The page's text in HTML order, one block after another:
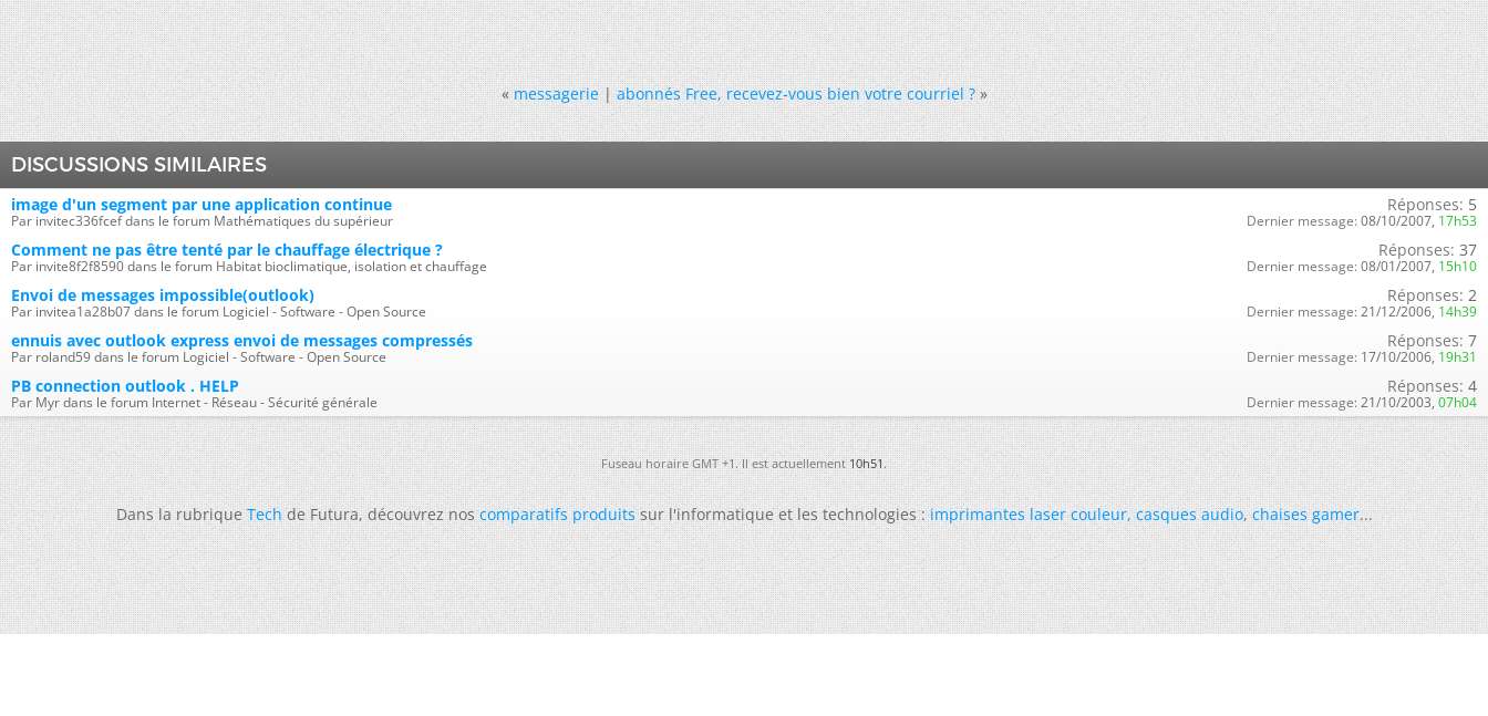
« messagerie|abonnés Free, recevez-vous bien votre courriel ? »
DISCUSSIONS SIMILAIRES
image d'un segment par une application continue
Par invitec336fcef dans le forum Mathématiques du supérieur
Réponses: 5
Dernier message: 08/10/2007, 17h53
Comment ne pas être tenté par le chauffage électrique ?
Par invite8f2f8590 dans le forum Habitat bioclimatique, isolation et chauffage
Réponses: 37
Dernier message: 08/01/2007, 15h10
Envoi de messages impossible(outlook)
Par invitea1a28b07 dans le forum Logiciel - Software - Open Source
Réponses: 2
Dernier message: 21/12/2006, 14h39
ennuis avec outlook express envoi de messages compressés
Par roland59 dans le forum Logiciel - Software - Open Source
Réponses: 7
Dernier message: 17/10/2006, 19h31
PB connection outlook . HELP
Par Myr dans le forum Internet - Réseau - Sécurité générale
Réponses: 4
Dernier message: 21/10/2003, 07h04
Fuseau horaire GMT +1. Il est actuellement10h51.
Dans la rubriqueTechde Futura, découvrez noscomparatifs produitssur l'informatique et les technologies :imprimantes laser couleur,casques audio,chaises gamer...